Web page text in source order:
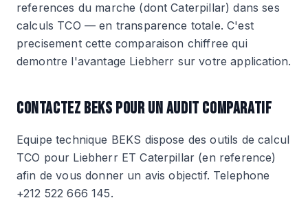
references du marche (dont Caterpillar) dans ses
calculs TCO — en transparence totale. C'est
precisement cette comparaison chiffree qui
demontre l'avantage Liebherr sur votre application.
CONTACTEZ BEKS POUR UN AUDIT COMPARATIF
Equipe technique BEKS dispose des outils de calcul
TCO pour Liebherr ET Caterpillar (en reference)
afin de vous donner un avis objectif. Telephone
+212 522 666 145.